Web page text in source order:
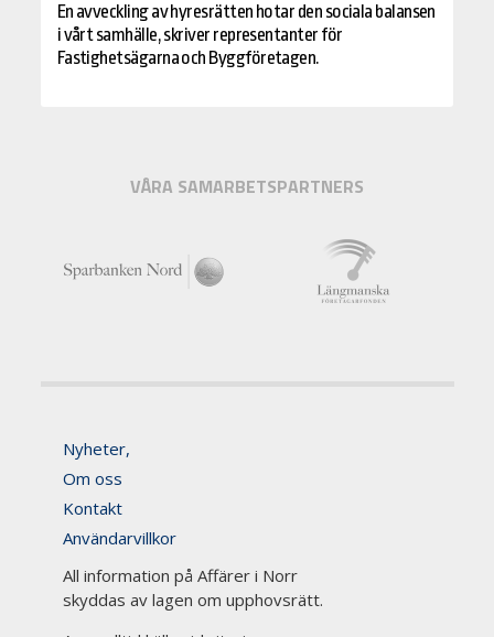
En avveckling av hyresrätten hotar den sociala balansen
i vårt samhälle, skriver representanter för
Fastighetsägarna och Byggföretagen.
VÅRA SAMARBETSPARTNERS
Nyheter,
Om oss
Kontakt
Användarvillkor
All information på Affärer i Norr
skyddas av lagen om upphovsrätt.